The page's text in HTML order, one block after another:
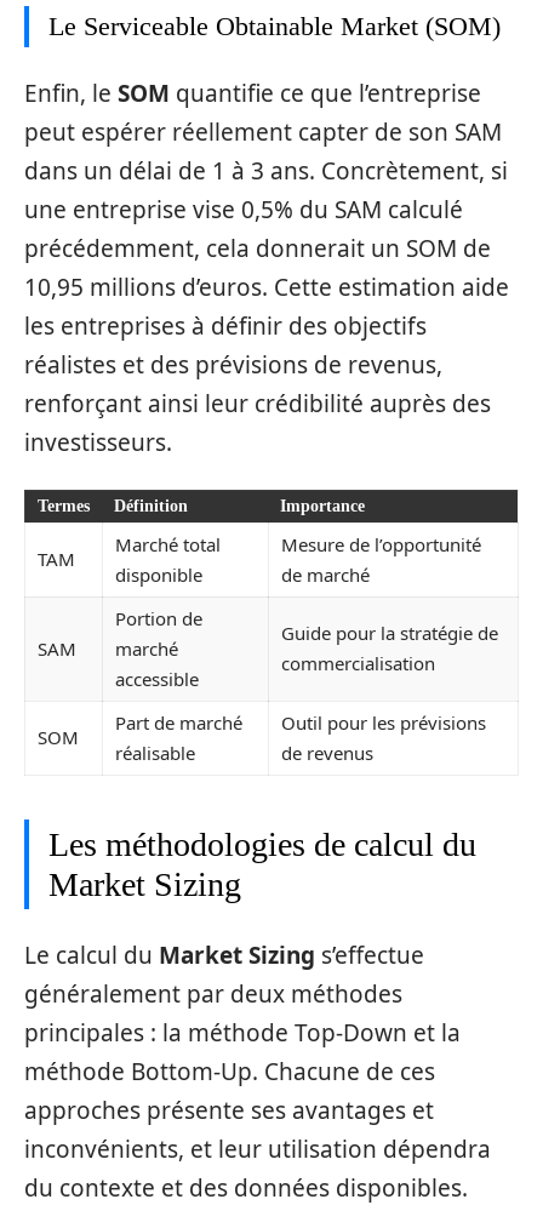
Le Serviceable Obtainable Market (SOM)
Enfin, le SOM quantifie ce que l’entreprise
peut espérer réellement capter de son SAM
dans un délai de 1 à 3 ans. Concrètement, si
une entreprise vise 0,5% du SAM calculé
précédemment, cela donnerait un SOM de
10,95 millions d’euros. Cette estimation aide
les entreprises à définir des objectifs
réalistes et des prévisions de revenus,
renforçant ainsi leur crédibilité auprès des
investisseurs.
Termes Définition Importance
TAM
Marché total
disponible
Mesure de l’opportunité
de marché
SAM
Portion de
marché
accessible
Guide pour la stratégie de
commercialisation
SOM
Part de marché
réalisable
Outil pour les prévisions
de revenus
Les méthodologies de calcul du
Market Sizing
Le calcul du Market Sizing s’effectue
généralement par deux méthodes
principales : la méthode Top-Down et la
méthode Bottom-Up. Chacune de ces
approches présente ses avantages et
inconvénients, et leur utilisation dépendra
du contexte et des données disponibles.